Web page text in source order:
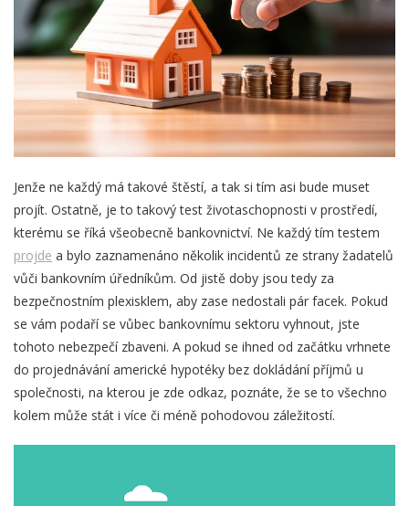
Jenže ne každý má takové štěstí, a tak si tím asi bude muset
projít. Ostatně, je to takový test životaschopnosti v prostředí,
kterému se říká všeobecně bankovnictví. Ne každý tím testem
projde a bylo zaznamenáno několik incidentů ze strany žadatelů
vůči bankovním úředníkům. Od jistě doby jsou tedy za
bezpečnostním plexisklem, aby zase nedostali pár facek. Pokud
se vám podaří se vůbec bankovnímu sektoru vyhnout, jste
tohoto nebezpečí zbaveni. A pokud se ihned od začátku vrhnete
do projednávání americké hypotéky bez dokládání příjmů u
společnosti, na kterou je zde odkaz, poznáte, že se to všechno
kolem může stát i více či méně pohodovou záležitostí.